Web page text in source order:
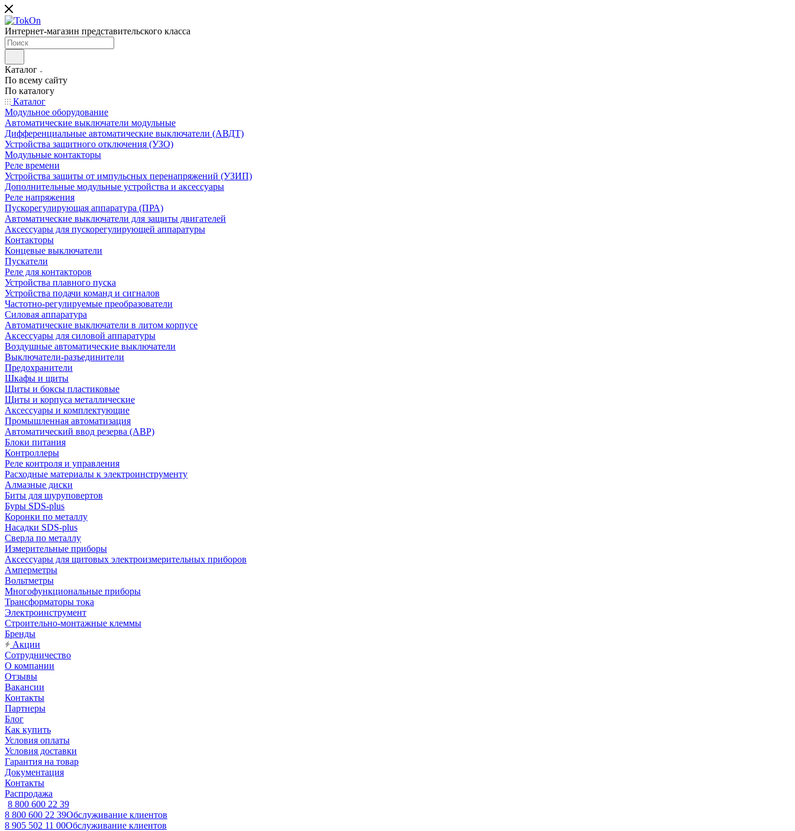
Интернет-магазин представительского класса
Каталог
По всему сайту
По каталогу
Каталог
Модульное оборудование
Автоматические выключатели модульные
Дифференциальные автоматические выключатели (АВДТ)
Устройства защитного отключения (УЗО)
Модульные контакторы
Реле времени
Устройства защиты от импульсных перенапряжений (УЗИП)
Дополнительные модульные устройства и аксессуары
Реле напряжения
Пускорегулирующая аппаратура (ПРА)
Автоматические выключатели для защиты двигателей
Аксессуары для пускорегулирующей аппаратуры
Контакторы
Концевые выключатели
Пускатели
Реле для контакторов
Устройства плавного пуска
Устройства подачи команд и сигналов
Частотно-регулируемые преобразователи
Силовая аппаратура
Автоматические выключатели в литом корпусе
Аксессуары для силовой аппаратуры
Воздушные автоматические выключатели
Выключатели-разъединители
Предохранители
Шкафы и щиты
Щиты и боксы пластиковые
Щиты и корпуса металлические
Аксессуары и комплектующие
Промышленная автоматизация
Автоматический ввод резерва (АВР)
Блоки питания
Контроллеры
Реле контроля и управления
Расходные материалы к электроинструменту
Алмазные диски
Биты для шуруповертов
Буры SDS-plus
Коронки по металлу
Насадки SDS-plus
Сверла по металлу
Измерительные приборы
Аксессуары для щитовых электроизмерительных приборов
Амперметры
Вольтметры
Многофункциональные приборы
Трансформаторы тока
Электроинструмент
Строительно-монтажные клеммы
Бренды
Акции
Сотрудничество
О компании
Отзывы
Вакансии
Контакты
Партнеры
Блог
Как купить
Условия оплаты
Условия доставки
Гарантия на товар
Документация
Контакты
Распродажа
8 800 600 22 39
8 800 600 22 39Обслуживание клиентов
8 905 502 11 00Обслуживание клиентов